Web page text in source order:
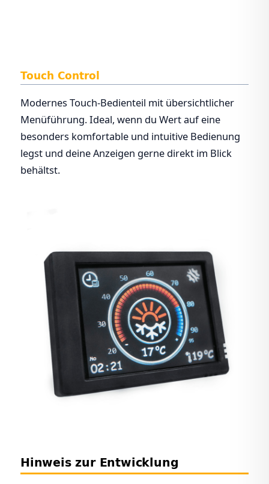
Touch Control
Modernes Touch-Bedienteil mit übersichtlicher
Menüführung. Ideal, wenn du Wert auf eine
besonders komfortable und intuitive Bedienung
legst und deine Anzeigen gerne direkt im Blick
behältst.
Hinweis zur Entwicklung